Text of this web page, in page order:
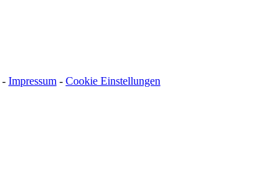
- Impressum - Cookie Einstellungen